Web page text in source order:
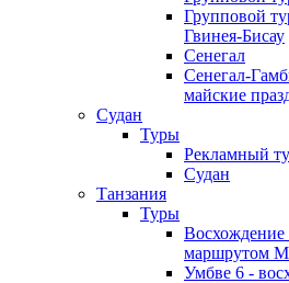
Групповой
Гвинея-Бисау
Сенегал
Сенегал-
майские
Судан
Туры
Рекламный
Cудан
Танзания
Туры
маршрутом
Умбве 6 -